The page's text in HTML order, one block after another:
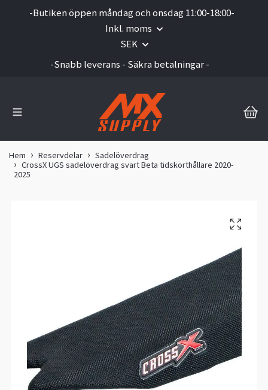
-Butiken öppen måndag och onsdag 11:00-18:00-
Inkl. moms
SEK
-Snabb leverans - Säkra betalningar -
Hem Reservdelar
Sadelöverdrag
CrossX UGS sadelöverdrag svart Beta tidskorthållare 2020-
2025